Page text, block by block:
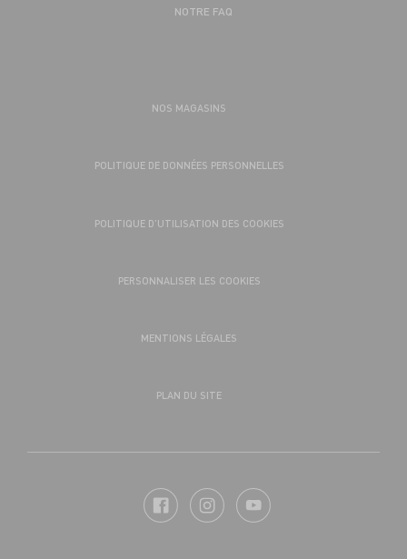
NOTRE FAQ
NOS MAGASINS
POLITIQUE DE DONNÉES PERSONNELLES
POLITIQUE D’UTILISATION DES COOKIES
PERSONNALISER LES COOKIES
MENTIONS LÉGALES
PLAN DU SITE